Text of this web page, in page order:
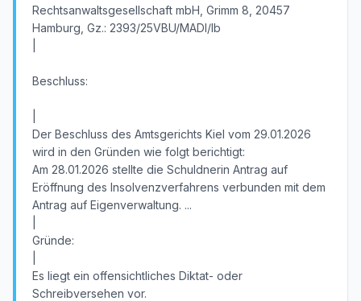
Rechtsanwaltsgesellschaft mbH, Grimm 8, 20457
Hamburg, Gz.: 2393/25VBU/MADI/lb
Beschluss:
Der Beschluss des Amtsgerichts Kiel vom 29.01.2026
wird in den Gründen wie folgt berichtigt:
Am 28.01.2026 stellte die Schuldnerin Antrag auf
Eröffnung des Insolvenzverfahrens verbunden mit dem
Antrag auf Eigenverwaltung. ...
Gründe:
Es liegt ein offensichtliches Diktat- oder
Schreibversehen vor.